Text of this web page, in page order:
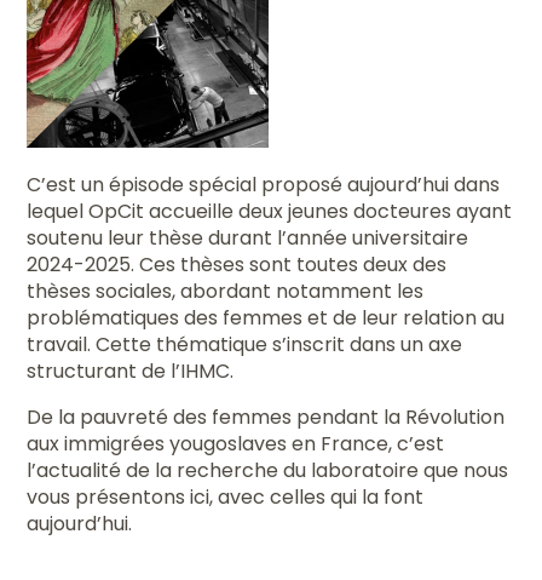
C’est un épisode spécial proposé aujourd’hui dans
lequel OpCit accueille deux jeunes docteures ayant
soutenu leur thèse durant l’année universitaire
2024-2025. Ces thèses sont toutes deux des
thèses sociales, abordant notamment les
problématiques des femmes et de leur relation au
travail. Cette thématique s’inscrit dans un axe
structurant de l’IHMC.
De la pauvreté des femmes pendant la Révolution
aux immigrées yougoslaves en France, c’est
l’actualité de la recherche du laboratoire que nous
vous présentons ici, avec celles qui la font
aujourd’hui.